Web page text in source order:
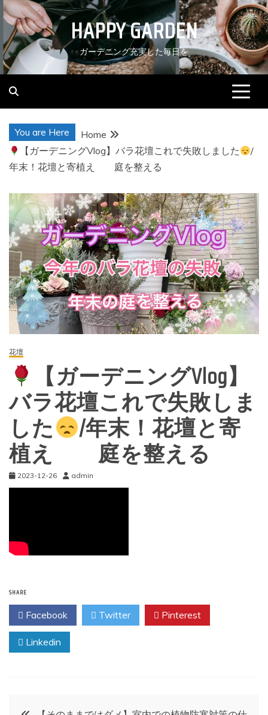
Skip
to
content
HAPPY GARDEN
ガーデニング充実した毎日を
You are Here
Home
【ガーデニングVlog】バラ花壇これで失敗しました
/
年末！花壇と寄植え 庭を整える
花壇
【ガーデニングVlog】
バラ花壇これで失敗しま
した /年末！花壇と寄
植え 庭を整える
2023-12-26 admin
SHARE
Facebook Twitter Pinterest
Linkedin